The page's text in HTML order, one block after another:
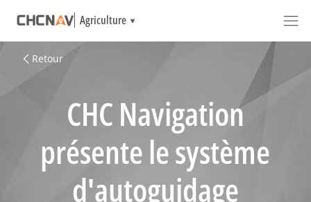
Agriculture
Retour
CHC Navigation
présente le système
d'autoguidage